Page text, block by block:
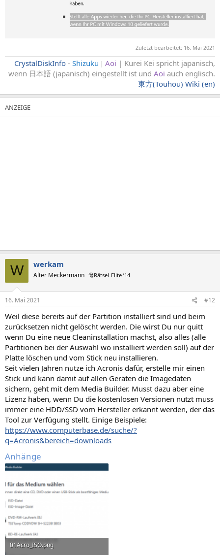
Zuletzt bearbeitet: 16. Mai 2021
CrystalDiskInfo - Shizuku | Aoi | Kurei Kei spricht japanisch,
wenn 日本語 (japanisch) eingestellt ist und Aoi auch englisch.
東方(Touhou) Wiki (en)
W werkam
Alter Meckermann 🎅Rätsel-Elite ’14
16. Mai 2021 #12
Weil diese bereits auf der Partition installiert sind und beim
zurücksetzen nicht gelöscht werden. Die wirst Du nur quitt
wenn Du eine neue Cleaninstallation machst, also alles (alle
Partitionen bei der Auswahl wo installiert werden soll) auf der
Platte löschen und vom Stick neu installieren.
Seit vielen Jahren nutze ich Acronis dafür, erstelle mir einen
Stick und kann damit auf allen Geräten die Imagedaten
sichern, geht mit dem Media Builder. Musst dazu aber eine
Lizenz haben, wenn Du die kostenlosen Versionen nutzt muss
immer eine HDD/SSD vom Hersteller erkannt werden, der das
Tool zur Verfügung stellt. Einige Beispiele:
https://www.computerbase.de/suche/?
q=Acronis&bereich=downloads
Anhänge
01Acro_ISO.png